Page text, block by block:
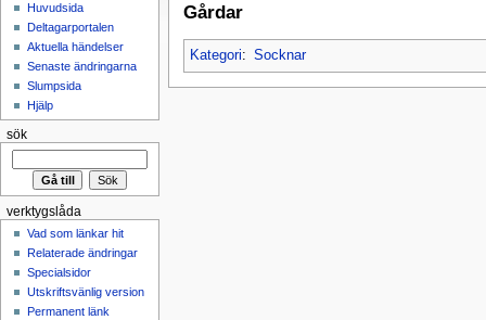
Gårdar
Kategori: Socknar
Huvudsida
Deltagarportalen
Aktuella händelser
Senaste ändringarna
Slumpsida
Hjälp
sök
verktygslåda
Vad som länkar hit
Relaterade ändringar
Specialsidor
Utskriftsvänlig version
Permanent länk